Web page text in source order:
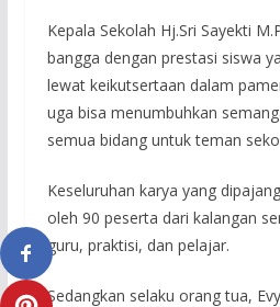
Kepala Sekolah Hj.Sri Sayekti
bangga dengan prestasi siswa
lewat keikutsertaan dalam
uga bisa menumbuhkan
semua bidang untuk teman
Keseluruhan karya yang
oleh 90 peserta dari kalangan
guru, praktisi, dan pelajar.
Sedangkan selaku orang tua,